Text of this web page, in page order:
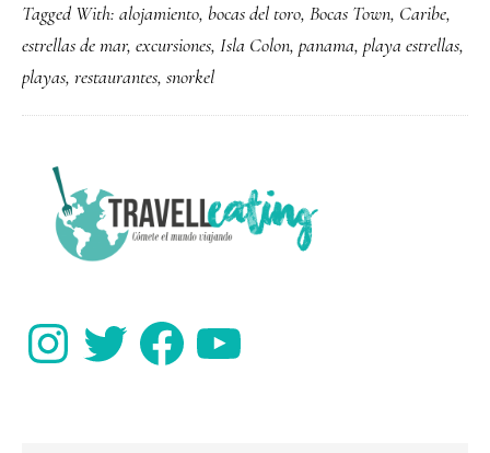
y
hacer
Bocas
Tagged With: alojamiento, bocas del toro, Bocas Town, Caribe,
estrellas de mar, excursiones, Isla Colon, panama, playa estrellas,
playas, restaurantes, snorkel
PRIMARY
SIDEBAR
InstagramTwitter FacebookYouTube